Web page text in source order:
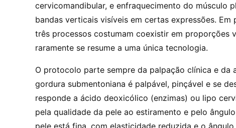
cervicomandibular, e enfraquecimento do músculo
bandas verticais visíveis em certas expressões.
três processos costumam coexistir em proporções
raramente se resume a uma única tecnologia.
O protocolo parte sempre da palpação clínica e da
gordura submentoniana é palpável, pinçável e se
responde a ácido deoxicólico (enzimas) ou lipo
pela qualidade da pele ao estiramento e pelo